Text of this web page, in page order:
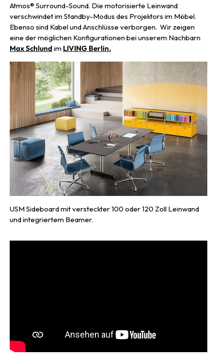
Atmos® Surround-Sound. Die motorisierte Leinwand
verschwindet im Standby-Modus des Projektors im Möbel.
Ebenso sind Kabel und Anschlüsse verborgen. Wir zeigen
eine der möglichen Konfigurationen bei unserem Nachbarn
Max Schlund im LIVING Berlin.
USM Sideboard mit versteckter 100 oder 120 Zoll Leinwand
und integriertem Beamer.